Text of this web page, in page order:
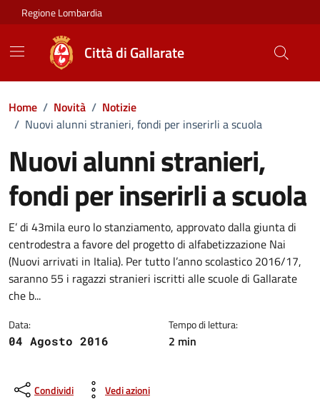
Vai ai contenuti
Vai al footer
Regione Lombardia
Città di Gallarate
Home / Novità / Notizie
/ Nuovi alunni stranieri, fondi per inserirli a scuola
Nuovi alunni stranieri,
fondi per inserirli a scuola
Dettagli della notizia
E’ di 43mila euro lo stanziamento, approvato dalla giunta di
centrodestra a favore del progetto di alfabetizzazione Nai
(Nuovi arrivati in Italia). Per tutto l’anno scolastico 2016/17,
saranno 55 i ragazzi stranieri iscritti alle scuole di Gallarate
che b...
Data:
04 Agosto 2016
Tempo di lettura:
2 min
Condividi Vedi azioni